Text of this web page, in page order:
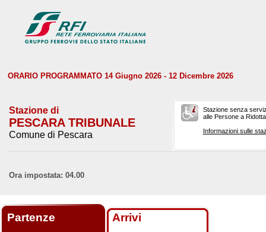
ORARIO PROGRAMMATO 14 Giugno 2026 - 12 Dicembre 2026
Stazione di
PESCARA TRIBUNALE
Comune di Pescara
Stazione senza
alle Persone a
Informazioni sulle
Ora impostata: 04.00
Partenze Arrivi